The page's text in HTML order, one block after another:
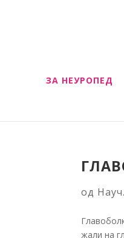
ЗА НЕУРОПЕД
од
жали на